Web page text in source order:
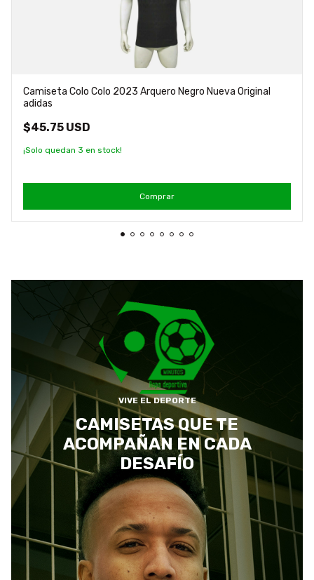
Camiseta Colo Colo 2023 Arquero Negro Nueva Original
adidas
$45.75 USD
¡Solo quedan 3 en stock!
Comprar
VIVE EL DEPORTE
CAMISETAS QUE TE
ACOMPAÑAN EN CADA
DESAFÍO